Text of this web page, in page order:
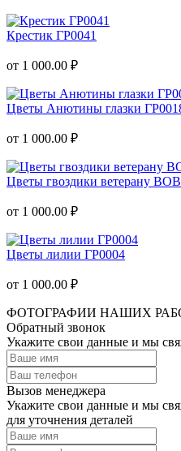
Крестик ГР0041
от 1 000.00 ₽
Цветы Анютины глазки
от 1 000.00 ₽
Цветы гвоздики ветерану
от 1 000.00 ₽
Цветы лилии ГР0004
от 1 000.00 ₽
ФОТОГРАФИИ НАШИХ
Обратный звонок
Укажите свои данные и мы
Вызов менеджера
Укажите свои данные и мы
для уточнения деталей